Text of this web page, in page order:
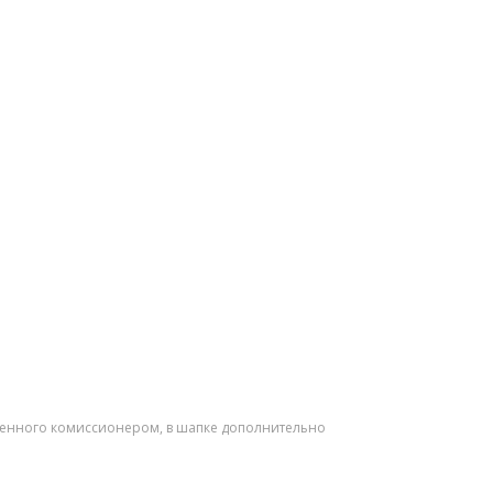
комиссионером, в шапке дополнительно